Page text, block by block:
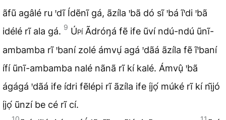
ãfũ agâlé ru ꞌdĩ Ídẽnĩ gá, ãzíla ꞌbã dó sĩ ꞌbá ĩꞌdi ꞌbã
idélé rĩ ala gá. 9 ÚpíÃdróŋá fẽ ife ũví ndú-ndú ũnĩ-
ambamba rĩ ꞌbaní zolé ámvụ́ agá ꞌdãá ãzíla fẽ ĩꞌbaní
ífí ũnĩ-ambamba nalé nãnã rĩ kí kalé. Ámvụ̂ ꞌbã
ágágá ꞌdãá ife ídri fẽlépi rĩ ãzíla ife ị́jọ́ múké rĩ kí nị̃jó
ị́jọ́ ũnzí be cé rĩ cí.